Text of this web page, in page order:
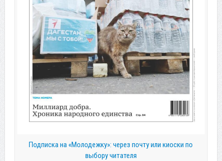
Подписка на «Молодежку»: через почту или киоски по
выбору читателя